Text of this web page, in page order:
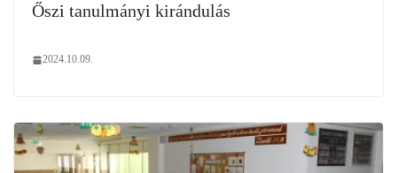
Őszi tanulmányi kirándulás
2024.10.09.